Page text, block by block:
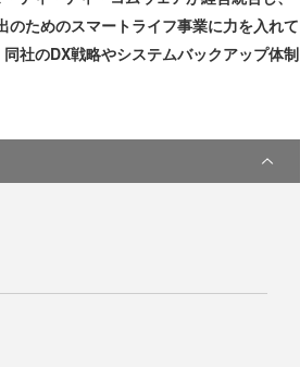
ためのスマートライフ事業に力を入れて
社のDX戦略やシステムバックアップ体制